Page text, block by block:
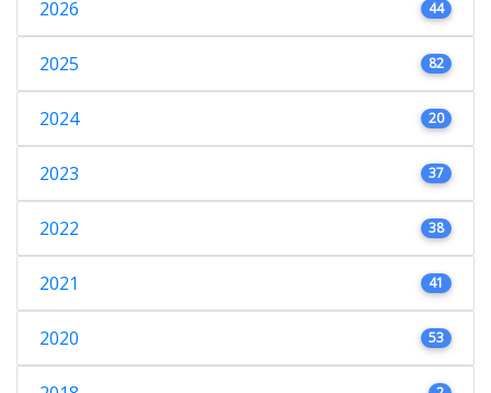
2026 44
2025 82
2024 20
2023 37
2022 38
2021 41
2020 53